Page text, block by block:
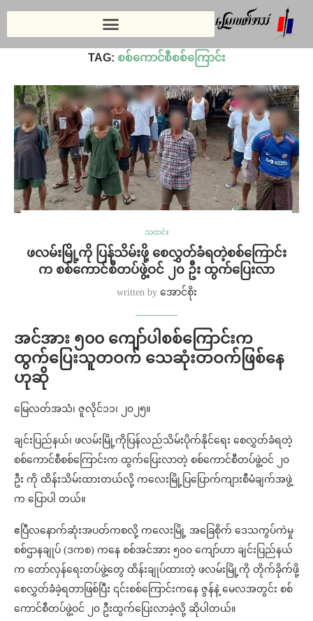
စစ်ကောင်စီစစ်ကြောင်း
TAG: စစ်ကောင်စီစစ်ကြောင်း
သတင်း
ဖလမ်းမြို့ကို ပြန်သိမ်းဖို့ စေလွှတ်ခံရတဲ့စစ်ကြောင်း
က စစ်ကောင်စီတပ်ဖွဲ့ဝင် ၂၀ ဦး ထွက်ပြေးလာ
written by အောင်စိုး
အင်အား ၅၀၀ ကျော်ပါစစ်ကြောင်းက
ထွက်ပြေးသူတဝက် သေဆုံးတဝက်ဖြစ်နေ
ဟုဆို
မြေလတ်အသံ၊ ဇူလိုင်၁၁၊ ၂၀၂၅။
ချင်းပြည်နယ်၊ ဖလမ်းမြို့ကိုပြန်လည်သိမ်းပိုက်နိုင်ရေး စေလွှတ်ခံရတဲ့
စစ်ကောင်စီစစ်ကြောင်းက ထွက်ပြေးလာတဲ့ စစ်ကောင်စီတပ်ဖွဲ့ဝင် ၂၀
ဦး ကို ထိန်းသိမ်းထားတယ်လို့ ကလေးမြို့ပြပြောက်ကျားစီမံချက်အဖွဲ့
က ပြောပါ တယ်။
ဧပြီလနောက်ဆုံးအပတ်ကစလို့ ကလေးမြို့ အခြေစိုက် ဒေသကွပ်ကဲမှု
စစ်ဌာနချုပ် (ဒကစ) ကနေ စစ်အင်အား ၅၀၀ ကျော်ဟာ ချင်းပြည်နယ်
က တော်လှန်ရေးတပ်ဖွဲ့တွေ ထိန်းချုပ်ထားတဲ့ ဖလမ်းမြို့ကို တိုက်ခိုက်ဖို့
စေလွှတ်ခံခဲ့ရတာဖြစ်ပြီး ၎င်းစစ်ကြောင်းကနေ ဇွန်နဲ့ မေလအတွင်း စစ်
ကောင်စီတပ်ဖွဲ့ဝင် ၂၀ ဦးထွက်ပြေးလာခဲ့လို့ ဆိုပါတယ်။